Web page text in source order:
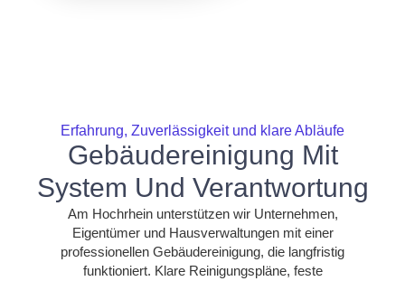
Erfahrung, Zuverlässigkeit und klare Abläufe
Gebäudereinigung Mit
System Und Verantwortung
Am Hochrhein unterstützen wir Unternehmen,
Eigentümer und Hausverwaltungen mit einer
professionellen Gebäudereinigung, die langfristig
funktioniert. Klare Reinigungspläne, feste